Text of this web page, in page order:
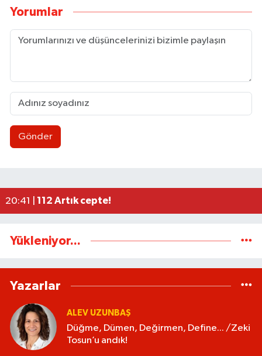
Yorumlar
Gönder
11:11 |Uluslararası Tekvando Şampiyonası'nda
20:41 | 112 Artık cepte!
Yükleniyor...
Yazarlar
ALEV UZUNBAŞ
Düğme, Dümen, Değirmen, Define... /Zeki
Tosun’u andık!